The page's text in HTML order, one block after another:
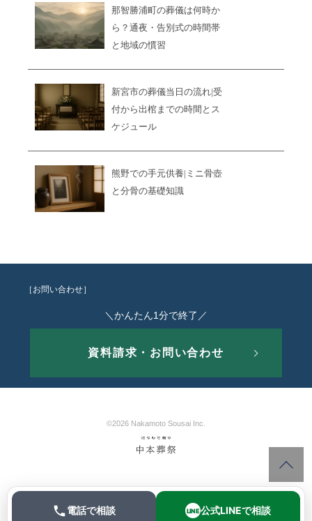
那智勝浦町の葬儀は何時か
ら？通夜・告別式の時間帯
と地域の慣習
新宮市の葬儀当日の流れ|受
付から出棺までの時間とス
ケジュール
熊野での手元供養|ミニ骨壺
と分骨の基礎知識
［お問い合わせ］
＼かんたん1分で終了／
資料請求・お問い合わせ
©2026 Nakamoto Sousai Inc.
電話で相談 LINE公式LINEで相談